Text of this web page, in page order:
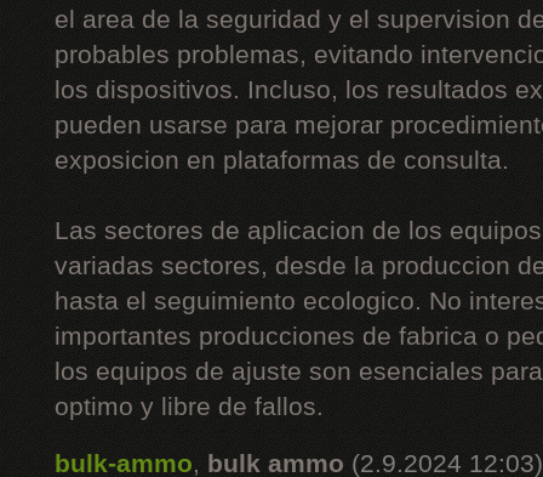
el area de la seguridad y el supervision
probables problemas, evitando
los dispositivos. Incluso, los resultados
pueden usarse para mejorar
exposicion en plataformas de consulta.
Las sectores de aplicacion de los
variadas sectores, desde la produccion
hasta el seguimiento ecologico. No
importantes producciones de fabrica o
los equipos de ajuste son esenciales
optimo y libre de fallos.
bulk-ammo, bulk ammo (2.9.2024 12:03)